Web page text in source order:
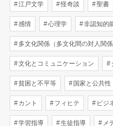
江戸文学 怪奇談 聖書
感情 心理学 非認知的
多文化関係（多文化間の対人関係
文化とコミュニケーション
貧困と不平等 国家と公共性
カント フィヒテ ビジ
学習指導 生徒指導 メ